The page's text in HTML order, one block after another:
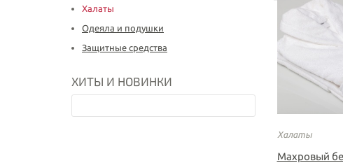
Халаты
Одеяла и подушки
Защитные средства
ХИТЫ И НОВИНКИ
Халаты
Махровый